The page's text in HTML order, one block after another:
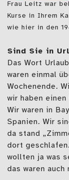
Frau Leitz war
Kurse in Ihrem
wie hier in den
Sind Sie in
Das Wort
waren einmal
Wochenende.
wir haben
Wir waren in
Spanien. Wir
da stand
dort
wollten ja was
das waren auch